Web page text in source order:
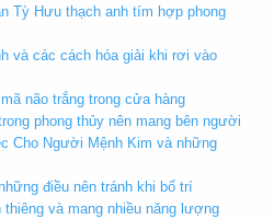
Tỳ Hưu thạch anh tím hợp phong
và các cách hóa giải khi rơi vào
não trắng trong cửa hàng
phong thủy nên mang bên người
Cho Người Mệnh Kim và những
điều nên tránh khi bố trí
và mang nhiều năng lượng